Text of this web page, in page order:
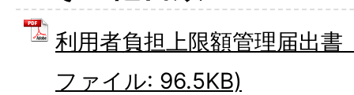
利用者負担上限額管理届出書
ファイル: 96.5KB)